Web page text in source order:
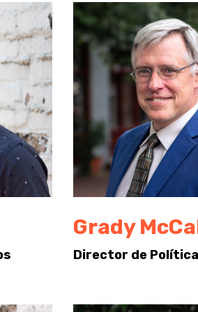
Grady
Director de Política